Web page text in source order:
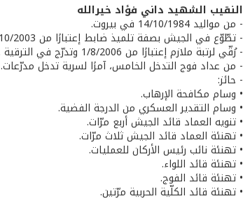
النقيب الشهيد داني فؤاد خيرالله
- من مواليد 14/10/1984 في بيروت.
- تطّوّع في الجيش بصفة تلميذ ضابط إعتبارًا من 10/10/2003.
- رُقّي لرتبة ملازم إعتبارًا من 1/8/2006 وتدرّج في الترقية حتى رتبة نقيب إعتبارًا من 1/1/2014.
- من عداد فوج التدخل الخامس، آمرًا لسرية تدخل مدرّعات.
- حائز:
• وسام مكافحة الإرهاب.
• وسام التقدير العسكري من الدرجة الفضية.
• تنويه العماد قائد الجيش أربع مرّات.
• تهنئة العماد قائد الجيش ثلاث مرّات.
• تهنئة نائب رئيس الأركان للعمليات.
• تهنئة قائد اللواء.
• تهنئة قائد الفوج.
• تهنئة قائد الكلّية الحربية مرّتين.